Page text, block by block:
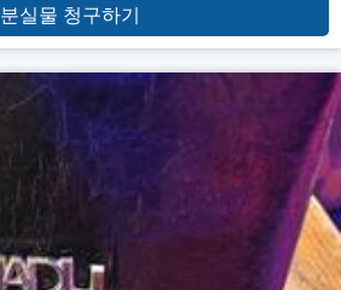
분실물 청구하기